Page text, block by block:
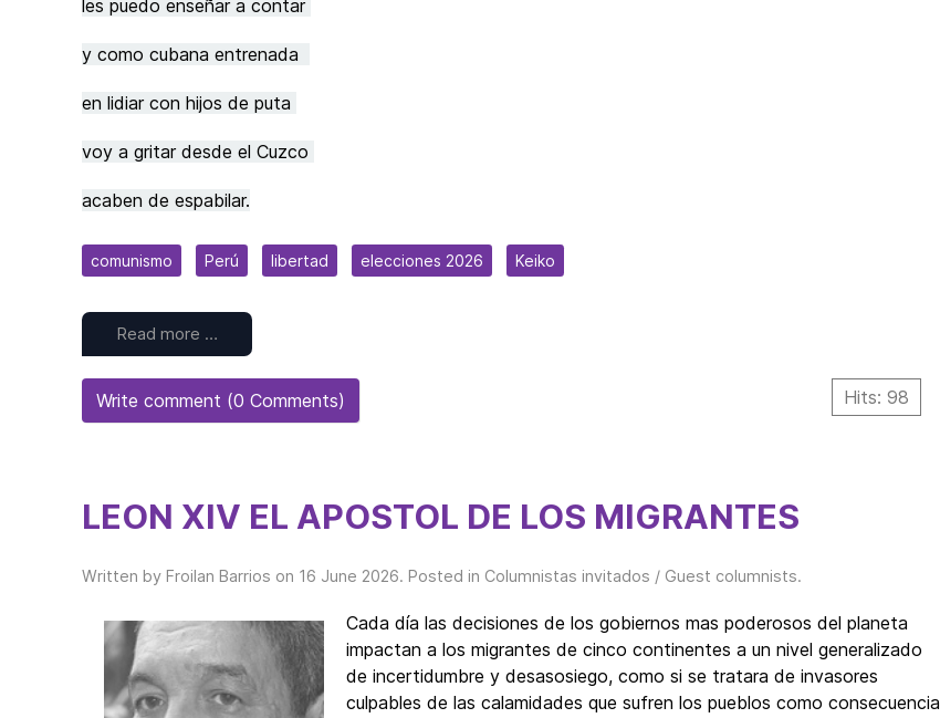
les puedo enseñar a contar
y como cubana entrenada
en lidiar con hijos de puta
voy a gritar desde el Cuzco
acaben de espabilar.
comunismo Perú libertad elecciones 2026 Keiko
Read more …
Hits: 98
Write comment (0 Comments)
LEON XIV EL APOSTOL DE LOS MIGRANTES
Written by Froilan Barrios on 16 June 2026. Posted in Columnistas invitados / Guest columnists.
Cada día las decisiones de los gobiernos mas poderosos del planeta
impactan a los migrantes de cinco continentes a un nivel generalizado
de incertidumbre y desasosiego, como si se tratara de invasores
culpables de las calamidades que sufren los pueblos como consecuencia